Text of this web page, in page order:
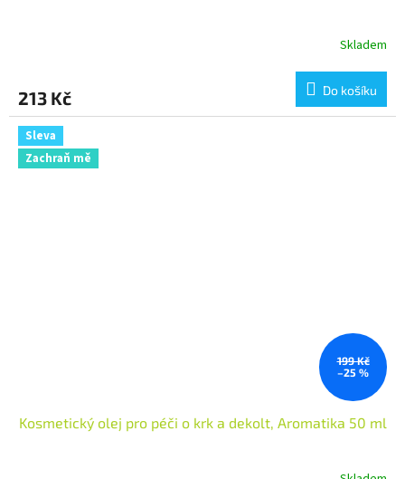
Skladem
213 Kč Do košíku
Sleva
Zachraň mě
199 Kč
–25 %
Kosmetický olej pro péči o krk a dekolt, Aromatika 50 ml